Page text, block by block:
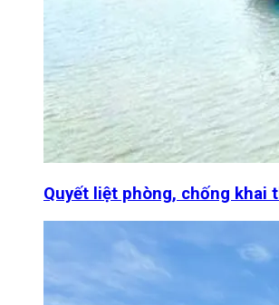
Quyết liệt phòng, chống khai